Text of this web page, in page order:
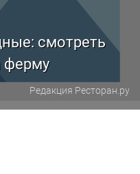
смотреть
ферму
Редакция Ресторан.ру